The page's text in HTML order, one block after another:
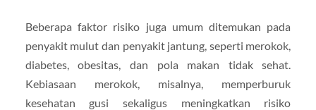
Beberapa faktor risiko juga umum ditemukan pada
penyakit mulut dan penyakit jantung, seperti merokok,
diabetes, obesitas, dan pola makan tidak sehat.
Kebiasaan merokok, misalnya, memperburuk
kesehatan gusi sekaligus meningkatkan risiko